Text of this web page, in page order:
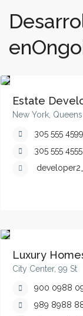
Estate
New York, Queens
305 555 4599
305 555 4555
Luxury
City Center, 99 St
900 0988
989 8988